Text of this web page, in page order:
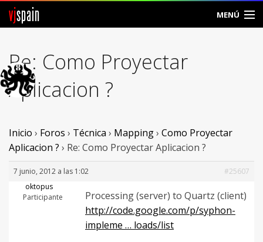
vjspain MENÚ
Foros
Noticias
Vjspain
Ayuda
Contacto
Re: Como Proyectar
Aplicacion ?
Inicio › Foros › Técnica › Mapping› Como Proyectar
Aplicacion ? › Re: Como Proyectar Aplicacion ?
7 junio, 2012 a las 1:02
#25607
oktopus
Participante
Processing (server) to Quartz (client)
http://code.google.com/p/syphon-
impleme … loads/list